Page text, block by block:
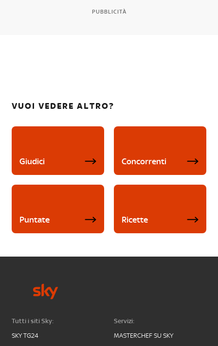
PUBBLICITÀ
VUOI VEDERE ALTRO?
Giudici Concorrenti
Puntate Ricette
Tutti i siti Sky:
SKY TG24
Servizi:
MASTERCHEF SU SKY